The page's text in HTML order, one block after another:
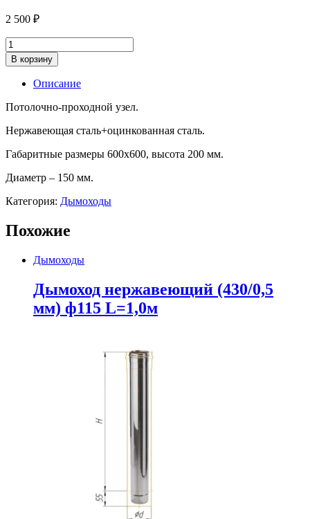
2 500 ₽
Потолочно-
проходной
узел
d150,
нержавейка+оцинковка
600х600
В корзину
Описание
Потолочно-проходной узел.
Нержавеющая сталь+оцинкованная сталь.
Габаритные размеры 600х600, высота 200 мм.
Диаметр – 150 мм.
Категория: Дымоходы
Похожие
Дымоходы
Дымоход нержавеющий (430/0,5
мм) ф115 L=1,0м